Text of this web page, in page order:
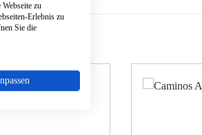
zu
Erlebnis zu
Sie die